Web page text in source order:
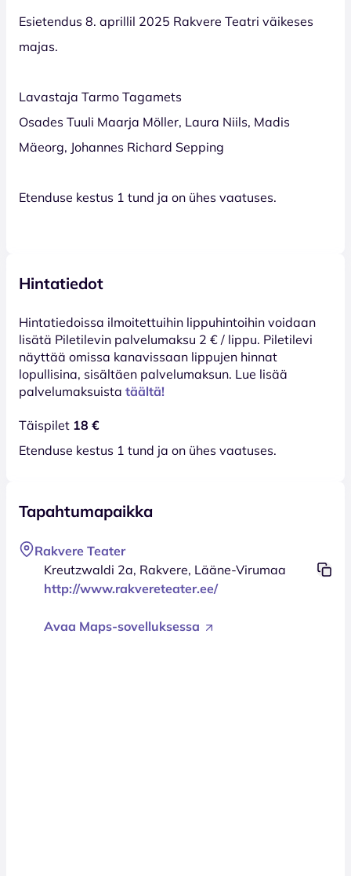
Esietendus 8. aprillil 2025 Rakvere Teatri väikeses
majas.
Lavastaja Tarmo Tagamets
Osades Tuuli Maarja Möller, Laura Niils, Madis
Mäeorg, Johannes Richard Sepping
Etenduse kestus 1 tund ja on ühes vaatuses.
Hintatiedot
Hinta­tiedoissa ilmoitettuihin lippuhintoihin voidaan
lisätä Piletilevin palvelumaksu 2 € / lippu. Piletilevi
näyttää omissa kanavissaan lippujen hinnat
lopullisina, sisältäen palvelumaksun. Lue lisää
palvelumaksuista täältä!
Täispilet 18 €
Etenduse kestus 1 tund ja on ühes vaatuses.
Tapahtumapaikka
Rakvere Teater
Kreutzwaldi 2a, Rakvere, Lääne-Virumaa
http://www.rakvereteater.ee/
Avaa Maps-sovelluksessa